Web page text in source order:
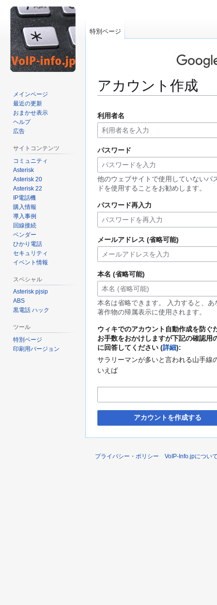
アカウント作成
ビ
ゲ
ー
シ
ン
に
移
動
索
に
移
動
利用者名
パスワード
他のウェブサイトで使用していないパ
ドを使用することをお勧めします。
パスワード再入力
メールアドレス (省略可能)
本名 (省略可能)
本名は省略できます。 入力すると、あ
著作物の帰属表示に使用されます。
ウィキでのアカウント自動作成を防ぐ
お手数をおかけしますが下記の確認用
に回答してください (詳細):
サラリーマンが多いと言われる山手線
いえば
アカウントを作成する
特別ページ
メインページ
最近の更新
おまかせ表示
ヘルプ
広告
サイトコンテンツ
コミュニティ
Asterisk
Asterisk 20
Asterisk 22
IP電話機
購入情報
導入事例
回線接続
ベンダー
ひかり電話
セキュリティ
イベント情報
スペシャル
Asterisk pjsip
ABS
黒電話 ハック
ツール
特別ページ
印刷用バージョン
プライバシー・ポリシー VoIP-Info.jpについ